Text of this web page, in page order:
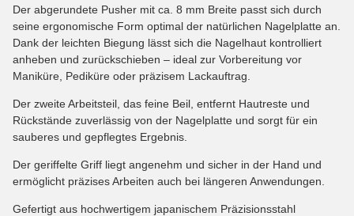
Der abgerundete Pusher mit ca. 8 mm Breite passt sich durch
seine ergonomische Form optimal der natürlichen Nagelplatte an.
Dank der leichten Biegung lässt sich die Nagelhaut kontrolliert
anheben und zurückschieben – ideal zur Vorbereitung vor
Maniküre, Pediküre oder präzisem Lackauftrag.
Der zweite Arbeitsteil, das feine Beil, entfernt Hautreste und
Rückstände zuverlässig von der Nagelplatte und sorgt für ein
sauberes und gepflegtes Ergebnis.
Der geriffelte Griff liegt angenehm und sicher in der Hand und
ermöglicht präzises Arbeiten auch bei längeren Anwendungen.
Gefertigt aus hochwertigem japanischem Präzisionsstahl